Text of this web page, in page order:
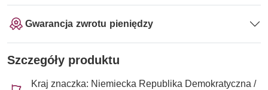
Gwarancja zwrotu pieniędzy
Szczegóły produktu
Kraj znaczka: Niemiecka Republika Demokratyczna /